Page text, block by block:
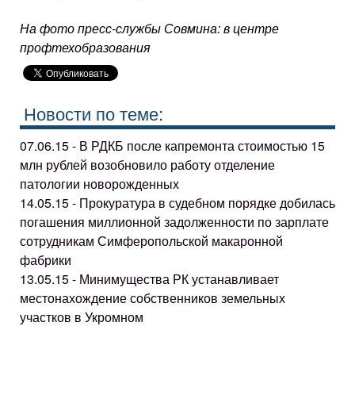
На фото пресс-службы Совмина: в центре
профтехобразования
Новости по теме:
07.06.15 - В РДКБ после капремонта стоимостью 15
млн рублей возобновило работу отделение
патологии новорожденных
14.05.15 - Прокуратура в судебном порядке добилась
погашения миллионной задолженности по зарплате
сотрудникам Симферопольской макаронной
фабрики
13.05.15 - Минимущества РК устанавливает
местонахождение собственников земельных
участков в Укромном